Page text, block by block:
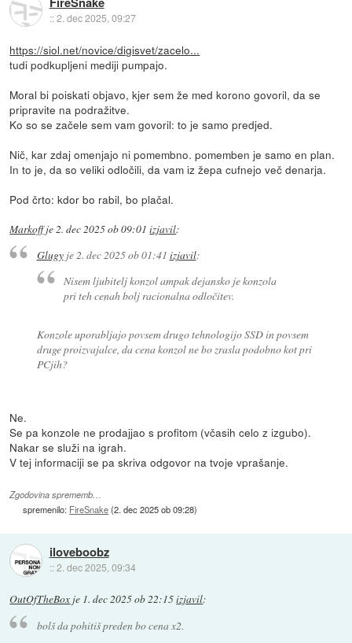
::2. dec 2025, 09:27
https://siol.net/novice/digisvet/zacelo...
tudi podkupljeni mediji pumpajo.
Moral bi poiskati objavo, kjer sem že med korono govoril, da se
pripravite na podražitve.
Ko so se začele sem vam govoril: to je samo predjed.
Nič, kar zdaj omenjajo ni pomembno. pomemben je samo en plan.
In to je, da so veliki odločili, da vam iz žepa cufnejo več denarja.
Pod črto: kdor bo rabil, bo plačal.
Markoffje2. dec 2025 ob 09:01 izjavil:
Glugyje2. dec 2025 ob 01:41 izjavil:
Nisem ljubitelj konzol ampak dejansko je konzola
pri teh cenah bolj racionalna odločitev.
Konzole uporabljajo povsem drugo tehnologijo SSD in povsem
druge proizvajalce, da cena konzol ne bo zrasla podobno kot pri
PCjih?
Ne.
Se pa konzole ne prodajjao s profitom (včasih celo z izgubo).
Nakar se služi na igrah.
V tej informaciji se pa skriva odgovor na tvoje vprašanje.
Zgodovina sprememb…
spremenilo: FireSnake(2. dec 2025 ob 09:28)
iloveboobz
::2. dec 2025, 09:34
OutOfTheBox je 1. dec 2025 ob 22:15izjavil:
bolš da pohitiš preden bo cena x2.